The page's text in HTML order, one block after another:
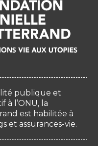
publique et
l’ONU, la
est habilitée à
et assurances-vie.